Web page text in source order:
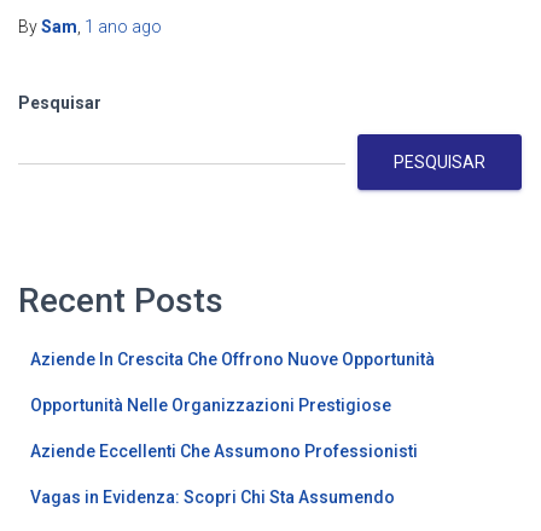
BySam 1 ano ago
Pesquisar
PESQUISAR
Recent Posts
Aziende In Crescita Che Offrono Nuove Opportunità
Opportunità Nelle Organizzazioni Prestigiose
Aziende Eccellenti Che Assumono Professionisti
Vagas in Evidenza: Scopri Chi Sta Assumendo